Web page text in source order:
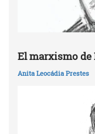
El marxismo de
Anita Leocádia Prestes